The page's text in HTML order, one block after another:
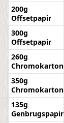
200g
Offsetpapir
300g
Offsetpapir
260g
Chromokarton
350g
Chromokarton
135g
Genbrugspapir